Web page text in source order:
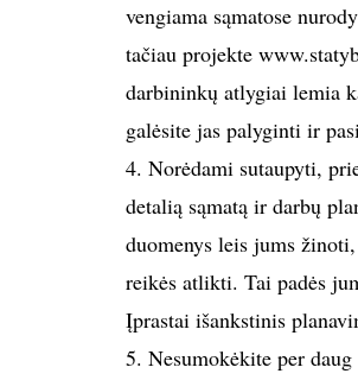
vengiama sąmatose
tačiau projekte
darbininkų atlygiai lemia
galėsite jas palyginti ir
4. Norėdami sutaupyti,
detalią sąmatą ir darbų
duomenys leis jums
reikės atlikti. Tai padės
Įprastai išankstinis
5. Nesumokėkite per